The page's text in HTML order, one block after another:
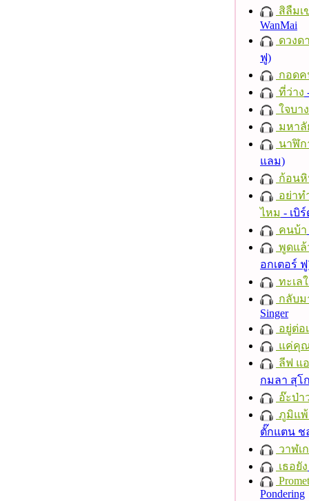
สิลืมเ
WanMai
ดวงด
ฟู)
กอดค
ที่ว่าง
ใจบาง
มหาลั
นาฬิก
แลม)
ก้อน
อย่าท
ไหม - เบิ
คนบ้า
พูดแล้
อกเตอร์
ทะเล
กลับม
Singer
อยู่ต่อ
แค่คุ
ลีฟ แอ
กมลา สุโ
อ๊ะป่า
ภูมิแพ้
ตั๊กแตน ช
วาฬเ
เธอยัง
Pondering